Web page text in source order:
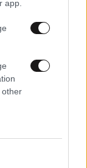
app.
other